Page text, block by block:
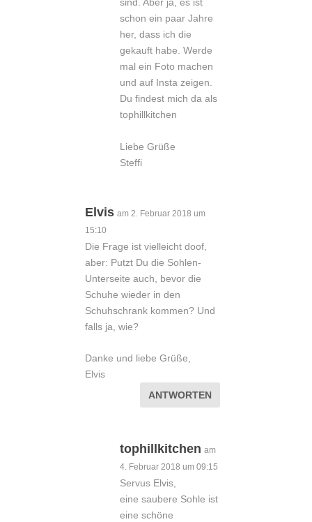
sind. Aber ja, es ist
schon ein paar Jahre
her, dass ich die
gekauft habe. Werde
mal ein Foto machen
und auf Insta zeigen.
Du findest mich da als
tophillkitchen
Liebe Grüße
Steffi
Elvis am 2. Februar 2018 um
15:10
Die Frage ist vielleicht doof,
aber: Putzt Du die Sohlen-
Unterseite auch, bevor die
Schuhe wieder in den
Schuhschrank kommen? Und
falls ja, wie?
Danke und liebe Grüße,
Elvis
ANTWORTEN
tophillkitchen am
4. Februar 2018 um 09:15
Servus Elvis,
eine saubere Sohle ist
eine schöne